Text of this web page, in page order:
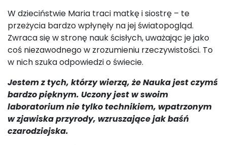
W dzieciństwie Maria traci matkę i siostrę – te
przeżycia bardzo wpłynęły na jej światopogląd.
Zwraca się w stronę nauk ścisłych, uważając je jako
coś niezawodnego w zrozumieniu rzeczywistości. To
w nich szuka odpowiedzi o świecie.
Jestem z tych, którzy wierzą, że Nauka jest czymś
bardzo pięknym. Uczony jest w swoim
laboratorium nie tylko technikiem, wpatrzonym
w zjawiska przyrody, wzruszające jak baśń
czarodziejska.